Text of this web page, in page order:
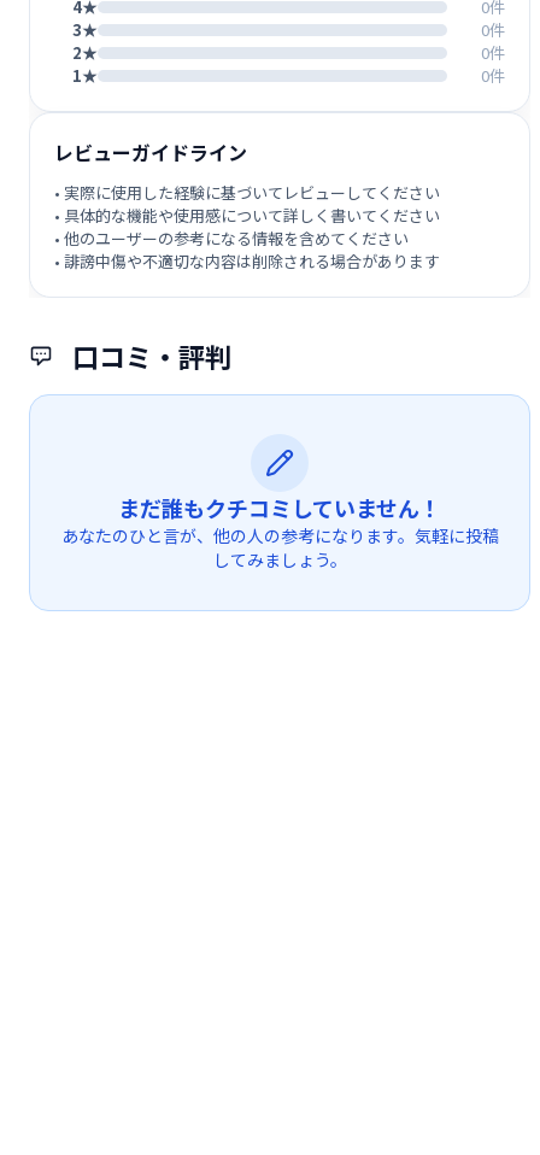
口コミ・評判
まだ誰もクチコミしていません！
あなたのひと言が、他の人の参考になります。気軽に投稿
してみましょう。
4★
0件
3★
0件
2★
0件
1★
0件
レビューガイドライン
• 実際に使用した経験に基づいてレビューしてください
• 具体的な機能や使用感について詳しく書いてください
• 他のユーザーの参考になる情報を含めてください
• 誹謗中傷や不適切な内容は削除される場合があります